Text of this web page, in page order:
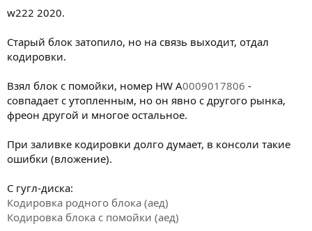
w222 2020.
Старый блок затопило, но на связь выходит, отдал
кодировки.
Взял блок с помойки, номер HW A0009017806 -
совпадает с утопленным, но он явно с другого рынка,
фреон другой и многое остальное.
При заливке кодировки долго думает, в консоли такие
ошибки (вложение).
С гугл-диска:
Кодировка родного блока (аед)
Кодировка блока с помойки (аед)